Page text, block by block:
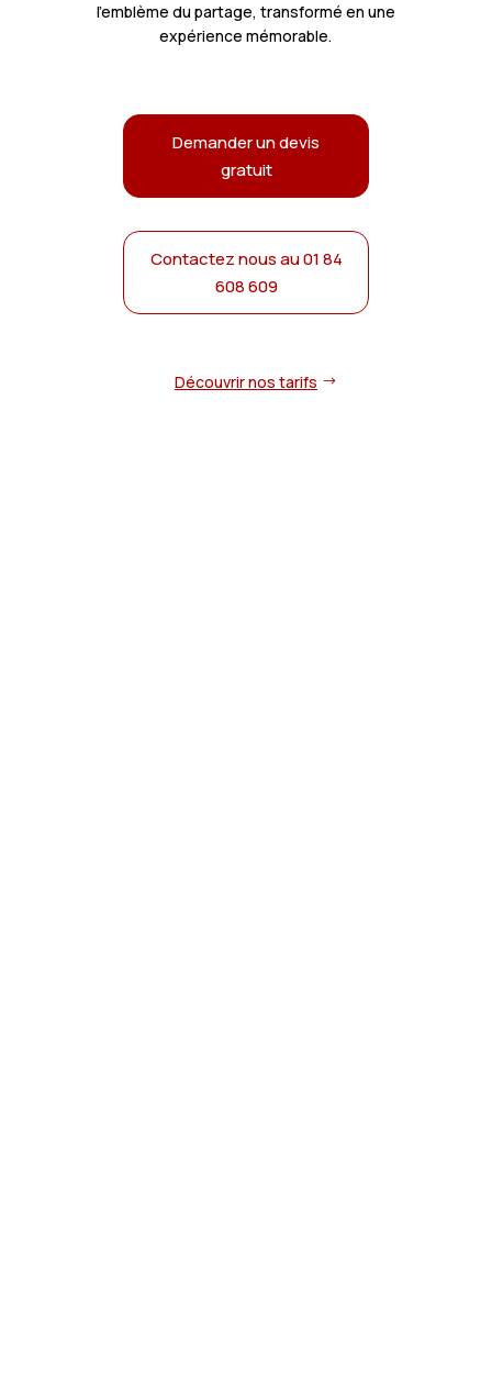
l’emblème du partage, transformé en une
expérience mémorable.
Demander un devis
gratuit
Contactez nous au 01 84
608 609
Découvrir nos tarifs